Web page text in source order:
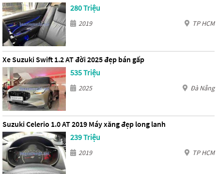
280 Triệu
2019 TP HCM
Xe Suzuki Swift 1.2 AT đời 2025 đẹp bán gấp
535 Triệu
2025 Đà Nẵng
Suzuki Celerio 1.0 AT 2019 Máy xăng đẹp long lanh
239 Triệu
2019 TP HCM